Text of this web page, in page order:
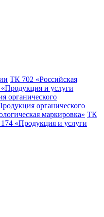
ТК 702 «Российская
и услуги
органического
органического
маркировка» ТК
«Продукция и услуги